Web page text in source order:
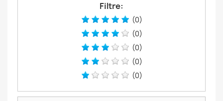
Filtre:
(0)
(0)
(0)
(0)
(0)